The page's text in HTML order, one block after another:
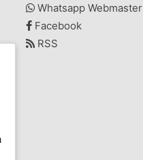
Whatsapp Webmaster
Facebook
RSS